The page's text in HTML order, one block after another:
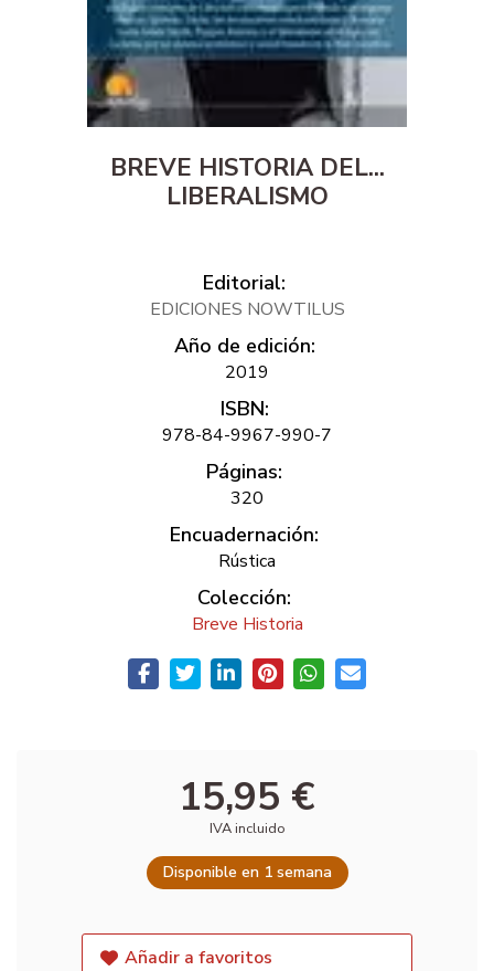
BREVE HISTORIA DEL...
LIBERALISMO
Editorial:
EDICIONES NOWTILUS
Año de edición:
2019
ISBN:
978-84-9967-990-7
Páginas:
320
Encuadernación:
Rústica
Colección:
Breve Historia
15,95 €
IVA incluido
Disponible en 1 semana
Añadir a favoritos